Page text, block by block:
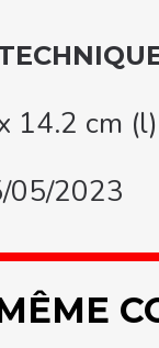
14.2 cm
05/2023